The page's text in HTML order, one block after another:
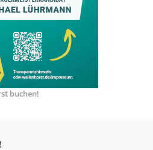
buchen!